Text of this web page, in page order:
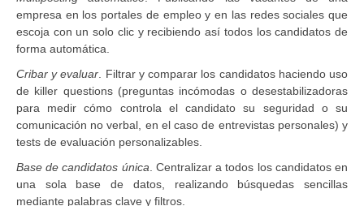
empresa en los portales de empleo y en las redes sociales que
escoja con un solo clic y recibiendo así todos los candidatos de
forma automática.
Cribar y evaluar . Filtrar y comparar los candidatos haciendo uso
de killer questions (preguntas incómodas o desestabilizadoras
para medir cómo controla el candidato su seguridad o su
comunicación no verbal, en el caso de entrevistas personales) y
tests de evaluación personalizables.
Base de candidatos única . Centralizar a todos los candidatos en
una sola base de datos, realizando búsquedas sencillas
mediante palabras clave y filtros.